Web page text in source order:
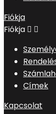
Fiókja
Fiókja  
Címek
Kapcsolat